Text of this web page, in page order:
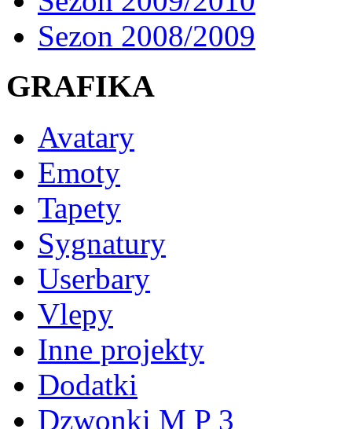
Sezon 2008/2009
GRAFIKA
Avatary
Emoty
Tapety
Sygnatury
Userbary
Vlepy
Inne projekty
Dodatki
Dzwonki M P 3